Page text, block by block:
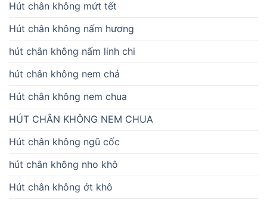
Hút chân không mứt tết
Hút chân không nấm hương
hút chân không nấm linh chi
hút chân không nem chả
Hút chân không nem chua
HÚT CHÂN KHÔNG NEM CHUA
Hút chân không ngũ cốc
hút chân không nho khô
Hút chân không ớt khô